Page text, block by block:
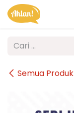
Skip ke Konten
Semua Produk